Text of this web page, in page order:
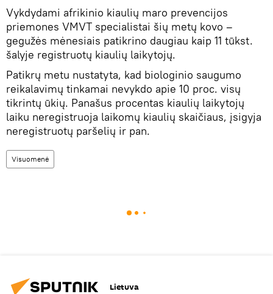
Vykdydami afrikinio kiaulių maro prevencijos
priemones VMVT specialistai šių metų kovo –
gegužės mėnesiais patikrino daugiau kaip 11 tūkst.
šalyje registruotų kiaulių laikytojų.
Patikrų metu nustatyta, kad biologinio saugumo
reikalavimų tinkamai nevykdo apie 10 proc. visų
tikrintų ūkių. Panašus procentas kiaulių laikytojų
laiku neregistruoja laikomų kiaulių skaičiaus, įsigyja
neregistruotų paršelių ir pan.
Visuomenė
Lietuva